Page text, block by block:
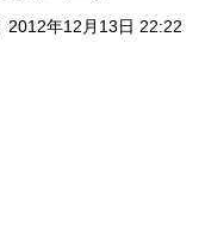
2012年12月13日 22:22